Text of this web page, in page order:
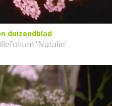
duizendblad
'Natalie'